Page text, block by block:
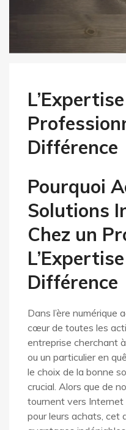
Différence
Pourquoi
Solutions
Chez un
Différence
Dans l’ère numérique
cœur de toutes les
entreprise cherchant
ou un particulier en
le choix de la bonne
crucial. Alors que de
tournent vers Internet
pour leurs achats, cet